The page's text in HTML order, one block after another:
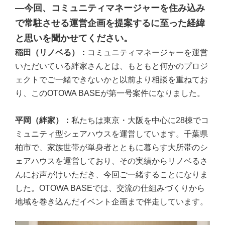
―今回、コミュニティマネージャーを住み込み
で常駐させる運営企画を提案するに至った経緯
と思いを聞かせてください。
稲田（リノベる）： コミュニティマネージャーを運営
いただいている絆家さんとは、もともと何かのプロジ
ェクトでご一緒できないかと以前より相談を重ねてお
り、このOTOWA BASEが第一号案件になりました。
平岡（絆家）： 私たちは東京・大阪を中心に28棟でコ
ミュニティ型シェアハウスを運営しています。千葉県
柏市で、家族世帯が単身者とともに暮らす大所帯のシ
ェアハウスを運営しており、その実績からリノベるさ
んにお声がけいただき、今回ご一緒することになりま
した。OTOWA BASEでは、交流の仕組みづくりから
地域を巻き込んだイベント企画まで伴走しています。